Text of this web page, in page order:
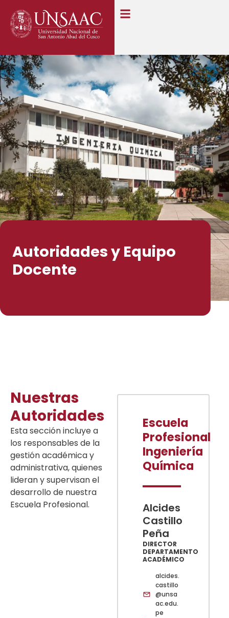
Autoridades y Equipo
Docente
Nuestras
Autoridades
Esta sección incluye a
los responsables de la
gestión académica y
administrativa, quienes
lideran y supervisan el
desarrollo de nuestra
Escuela Profesional.
Escuela
Profesional
Ingeniería
Química
Alcides
Castillo
Peña
DIRECTOR
DEPARTAMENTO
ACADÉMICO
alcides.
castillo
@unsa
ac.edu.
pe